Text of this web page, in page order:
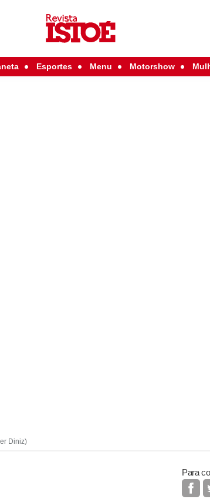
Esportes Menu Motorshow
Diniz)
Para